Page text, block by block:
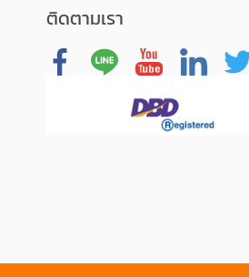
ติดตามเรา